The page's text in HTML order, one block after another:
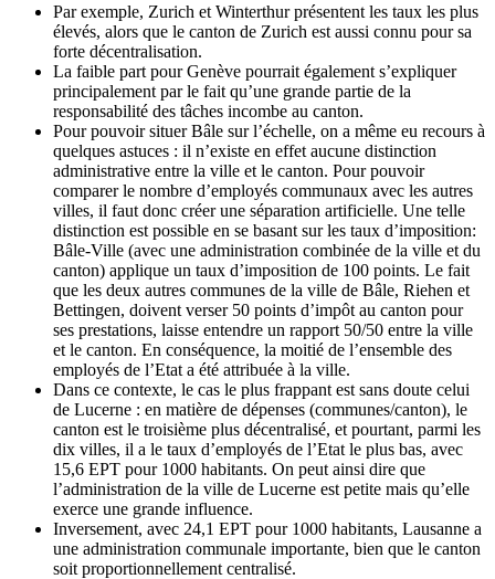
Par exemple, Zurich et Winterthur présentent les taux les plus
élevés, alors que le canton de Zurich est aussi connu pour sa
forte décentralisation.
La faible part pour Genève pourrait également s’expliquer
principalement par le fait qu’une grande partie de la
responsabilité des tâches incombe au canton.
Pour pouvoir situer Bâle sur l’échelle, on a même eu recours à
quelques astuces : il n’existe en effet aucune distinction
administrative entre la ville et le canton. Pour pouvoir
comparer le nombre d’employés communaux avec les autres
villes, il faut donc créer une séparation artificielle. Une telle
distinction est possible en se basant sur les taux d’imposition:
Bâle-Ville (avec une administration combinée de la ville et du
canton) applique un taux d’imposition de 100 points. Le fait
que les deux autres communes de la ville de Bâle, Riehen et
Bettingen, doivent verser 50 points d’impôt au canton pour
ses prestations, laisse entendre un rapport 50/50 entre la ville
et le canton. En conséquence, la moitié de l’ensemble des
employés de l’Etat a été attribuée à la ville.
Dans ce contexte, le cas le plus frappant est sans doute celui
de Lucerne : en matière de dépenses (communes/canton), le
canton est le troisième plus décentralisé, et pourtant, parmi les
dix villes, il a le taux d’employés de l’Etat le plus bas, avec
15,6 EPT pour 1000 habitants. On peut ainsi dire que
l’administration de la ville de Lucerne est petite mais qu’elle
exerce une grande influence.
Inversement, avec 24,1 EPT pour 1000 habitants, Lausanne a
une administration communale importante, bien que le canton
soit proportionnellement centralisé.